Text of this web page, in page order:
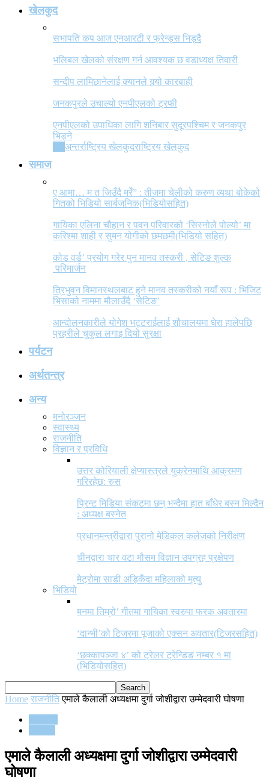
खेलकुद
सभापति कप आज एनआरटी र फ्रेन्ड्स भिड्दै
भलिबल खेलको संरक्षण गर्न आवश्यक छ वडाध्यक्ष तिवारी
सन्दीप लामिछानेलाई क्यानले गर्‍यो कारबाही
जनकपुरले उचाल्यो एनपीएलको ट्रफी
एनपीएलको उपाधिका लागि शनिबार सुदूरपश्चिम र जनकपुर
भिड्ने
अन्तर्राष्ट्रिय खेलकुदराष्ट्रिय खेलकुद
समाज
ए आमा… म त जिउँदै मरेँ” : तीजमा चेलीको करुण व्यथा बोकेको
गितको भिडियो सार्बजनिक(भिडियोसहित)
गायिका एलिना चौहान र पवन परिवारको ‘सिस्नोले पोल्यो’ मा
करिश्मा शाही र सुमन योगीको छमछमी(भिडियो सहित)
कोड वर्ड’ प्रयोग गरेर पुन मानव तस्करी , सेटिङ शुल्क
परिमार्जन
त्रिभुवन विमानस्थलबाट हुने मानव तस्करीको नयाँ रूप : भिजिट
भिसाको नाममा मौलाउँदै ‘सेटिङ’
आन्दोलनकारीले योगेश भट्टराईलाई शौचालयमा घेरा हालेपछि
प्रहरीले चुकुल लगाइ दियो सुरक्षा
पर्यटन
अर्थतन्त्र
अन्य
मनोरञ्जन
स्वास्थ्य
राजनीति
विज्ञान र प्रविधि
उत्तर कोरियाली क्षेप्यास्त्रले युक्रेनमाथि आक्रमण
गरिरहेछ: रुस
प्रिन्ट मिडिया संकटमा छन् भन्दैमा हात बाँधेर बस्न मिल्दैन
: अध्यक्ष बस्नेत
प्रधानमन्त्रीद्वारा पुरानो मेडिकल कलेजको निरीक्षण
चीनद्वारा चार वटा मौसम विज्ञान उपग्रह प्रक्षेपण
मेट्रोमा साडी अड्किँदा महिलाको मृत्यु
भिडियो
मनमा तिम्रो’ गीतमा गायिका स्वरुपा फरक अवतारमा
‘दान्भी’को टिजरमा पूजाको एक्सन अवतार(टिजरसहित)
‘छक्कापञ्जा ४’ को ट्रेलर ट्रेन्डिङ नम्बर १ मा
(भिडियोसहित)
Home राजनीति एमाले कैलाली अध्यक्षमा दुर्गा जोशीद्वारा उम्मेदवारी घोषणा
एमाले कैलाली अध्यक्षमा दुर्गा जोशीद्वारा उम्मेदवारी
घोषणा